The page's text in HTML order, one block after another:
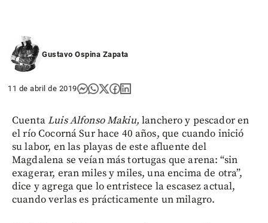
Gustavo Ospina Zapata
11 de abril de 2019
CuentaLuis Alfonso Makiu,lanchero y pescador en
el río Cocorná Sur hace 40 años, que cuando inició
su labor, en las playas de este afluente del
Magdalena se veían más tortugas que arena: “sin
exagerar, eran miles y miles, una encima de otra”,
dice y agrega que lo entristece la escasez actual,
cuando verlas es prácticamente un milagro.